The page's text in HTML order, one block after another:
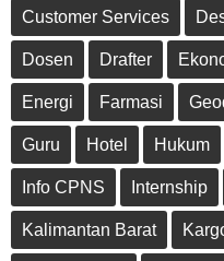
Customer Services
Dosen Drafter
Energi Farmasi
Guru Hotel Hukum
Info CPNS Internship
Kalimantan Barat